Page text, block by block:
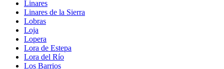
Linares
Linares de la Sierra
Lobras
Loja
Lopera
Lora de Estepa
Lora del Río
Los Barrios